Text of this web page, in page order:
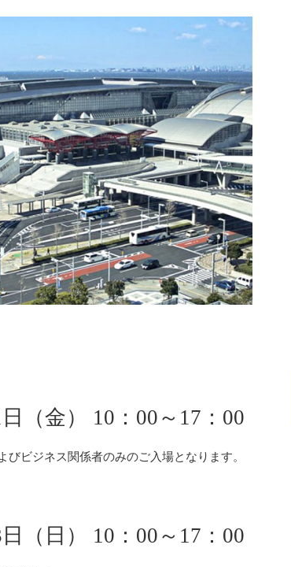
（金） 10：00～17：00
ビジネス関係者のみのご入場となります。
（日） 10：00～17：00